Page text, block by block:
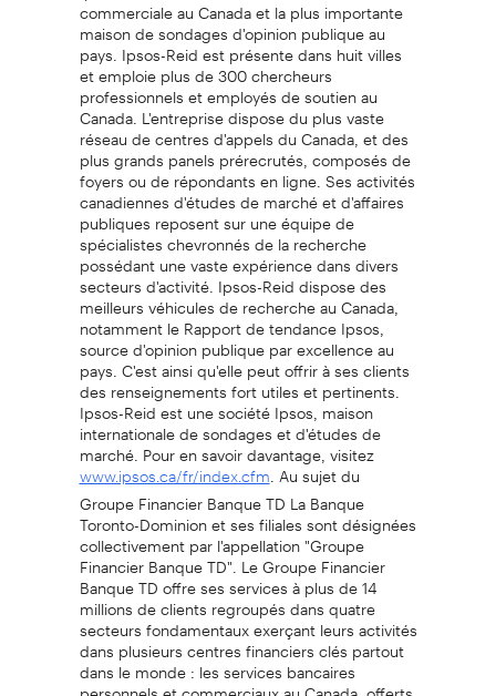
maison de sondages d'opinion publique au
pays. Ipsos-Reid est présente dans huit villes
et emploie plus de 300 chercheurs
professionnels et employés de soutien au
Canada. L'entreprise dispose du plus vaste
réseau de centres d'appels du Canada, et des
plus grands panels prérecrutés, composés de
foyers ou de répondants en ligne. Ses activités
canadiennes d'études de marché et d'affaires
publiques reposent sur une équipe de
spécialistes chevronnés de la recherche
possédant une vaste expérience dans divers
secteurs d'activité. Ipsos-Reid dispose des
meilleurs véhicules de recherche au Canada,
notamment le Rapport de tendance Ipsos,
source d'opinion publique par excellence au
pays. C'est ainsi qu'elle peut offrir à ses clients
des renseignements fort utiles et pertinents.
Ipsos-Reid est une société Ipsos, maison
internationale de sondages et d'études de
marché. Pour en savoir davantage, visitez
www.ipsos.ca/fr/index.cfm. Au sujet du
Groupe Financier Banque TD La Banque
Toronto-Dominion et ses filiales sont désignées
collectivement par l'appellation "Groupe
Financier Banque TD". Le Groupe Financier
Banque TD offre ses services à plus de 14
millions de clients regroupés dans quatre
secteurs fondamentaux exerçant leurs activités
dans plusieurs centres financiers clés partout
dans le monde : les services bancaires
personnels et commerciaux au Canada, offerts